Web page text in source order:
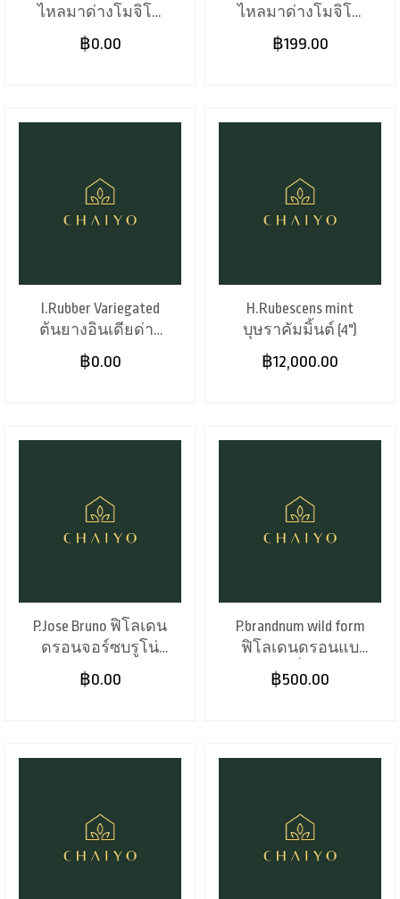
ไหลมาด่างโมจิโต้
฿0.00
ไหลมาด่างโมจิโต้
฿199.00
I.Rubber Variegated
ต้นยางอินเดียด่าง
฿0.00
H.Rubescens mint
บุษราคัมมิ้นต์ (4")
฿12,000.00
P.Jose Bruno ฟิโลเดน
ดรอนจอร์ซบรูโน่
฿0.00
P.brandnum wild form
ฟิโลเดนดรอนแบ
รนเทียนั่ม ไวลด์
ฟอรม (4")
฿500.00